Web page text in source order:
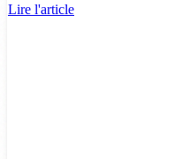
Lire l'article